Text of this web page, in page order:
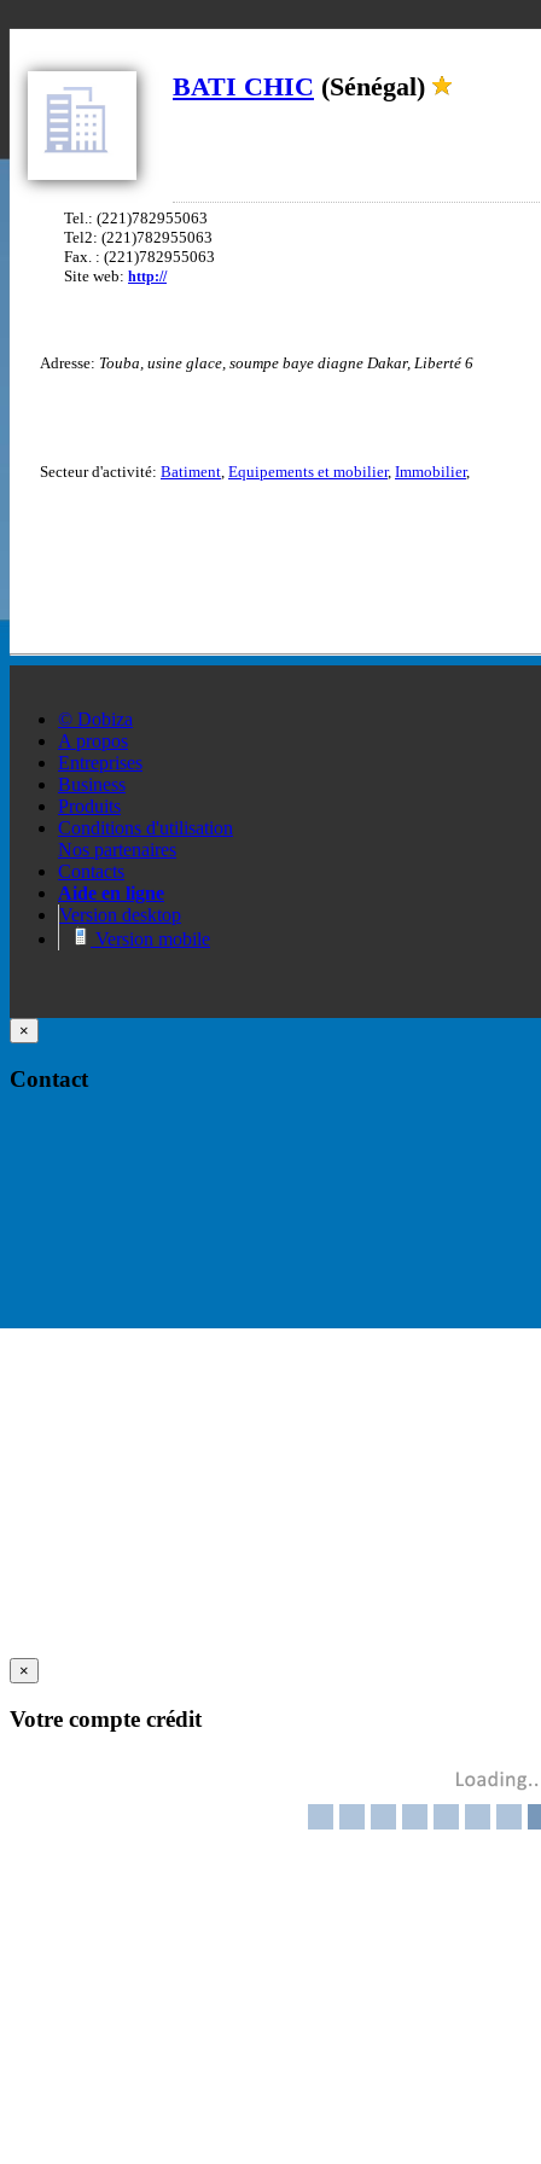
BATI CHIC (Sénégal)
Tel.: (221)782955063
Tel2: (221)782955063
Fax. : (221)782955063
Site web: http://
Adresse: Touba, usine glace, soumpe baye diagne Dakar, Liberté 6
Secteur d'activité: Batiment, Equipements et mobilier, Immobilier,
© Dobiza
A propos
Entreprises
Business
Produits
Conditions d'utilisation
Nos partenaires
Contacts
Aide en ligne
Version desktop
Version mobile
×
Contact
×
Votre compte crédit